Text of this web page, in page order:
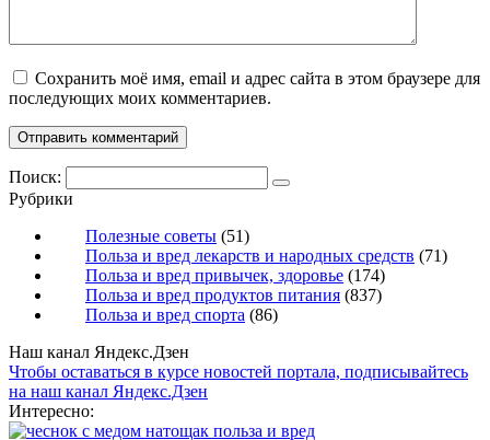
Сохранить моё имя, email и адрес сайта в этом браузере для
последующих моих комментариев.
Поиск:
Рубрики
Полезные советы (51)
Польза и вред лекарств и народных средств (71)
Польза и вред привычек, здоровье (174)
Польза и вред продуктов питания (837)
Польза и вред спорта (86)
Наш канал Яндекс.Дзен
Чтобы оставаться в курсе новостей портала, подписывайтесь
на наш канал Яндекс.Дзен
Интересно: